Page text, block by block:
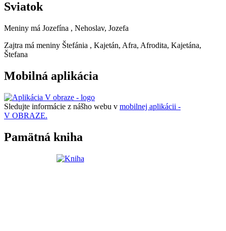
Sviatok
Meniny má Jozefína , Nehoslav, Jozefa
Zajtra má meniny Štefánia , Kajetán, Afra, Afrodita, Kajetána,
Štefana
Mobilná aplikácia
Sledujte informácie z nášho webu v mobilnej aplikácii -
V OBRAZE.
Pamätná kniha